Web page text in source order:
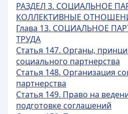
РАЗДЕЛ 3. СОЦИАЛЬНОЕ
КОЛЛЕКТИВНЫЕ
Глава 13. СОЦИАЛЬНОЕ
ТРУДА
Статья 147. Органы,
социального партнерства
Статья 148. Организация
партнерства
Статья 149. Право на
подготовке соглашений